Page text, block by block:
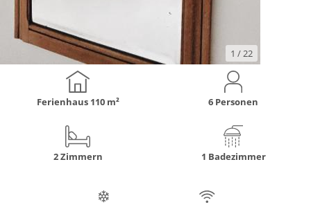
1 / 22
Ferienhaus 110 m² 6 Personen
2 Zimmern 1 Badezimmer